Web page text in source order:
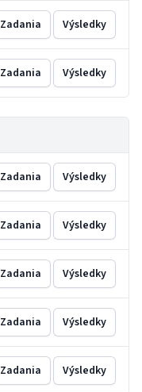
Zadania Výsledky
Zadania Výsledky
Zadania Výsledky
Zadania Výsledky
Zadania Výsledky
Zadania Výsledky
Zadania Výsledky